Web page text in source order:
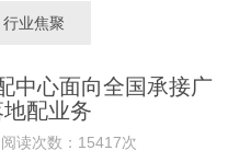
行业焦聚
中心面向全国承接广
配业务
读次数：15417次